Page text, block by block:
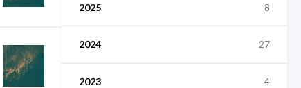
2025 8
2024 27
2023 4